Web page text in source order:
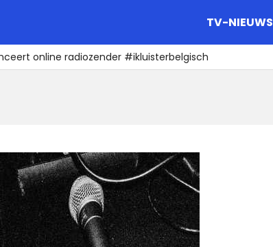
TV-NIEUWS
online radiozender #ikluisterbelgisch